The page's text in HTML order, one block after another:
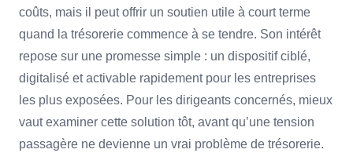
coûts, mais il peut offrir un soutien utile à court terme
quand la trésorerie commence à se tendre. Son intérêt
repose sur une promesse simple : un dispositif ciblé,
digitalisé et activable rapidement pour les entreprises
les plus exposées. Pour les dirigeants concernés, mieux
vaut examiner cette solution tôt, avant qu’une tension
passagère ne devienne un vrai problème de trésorerie.